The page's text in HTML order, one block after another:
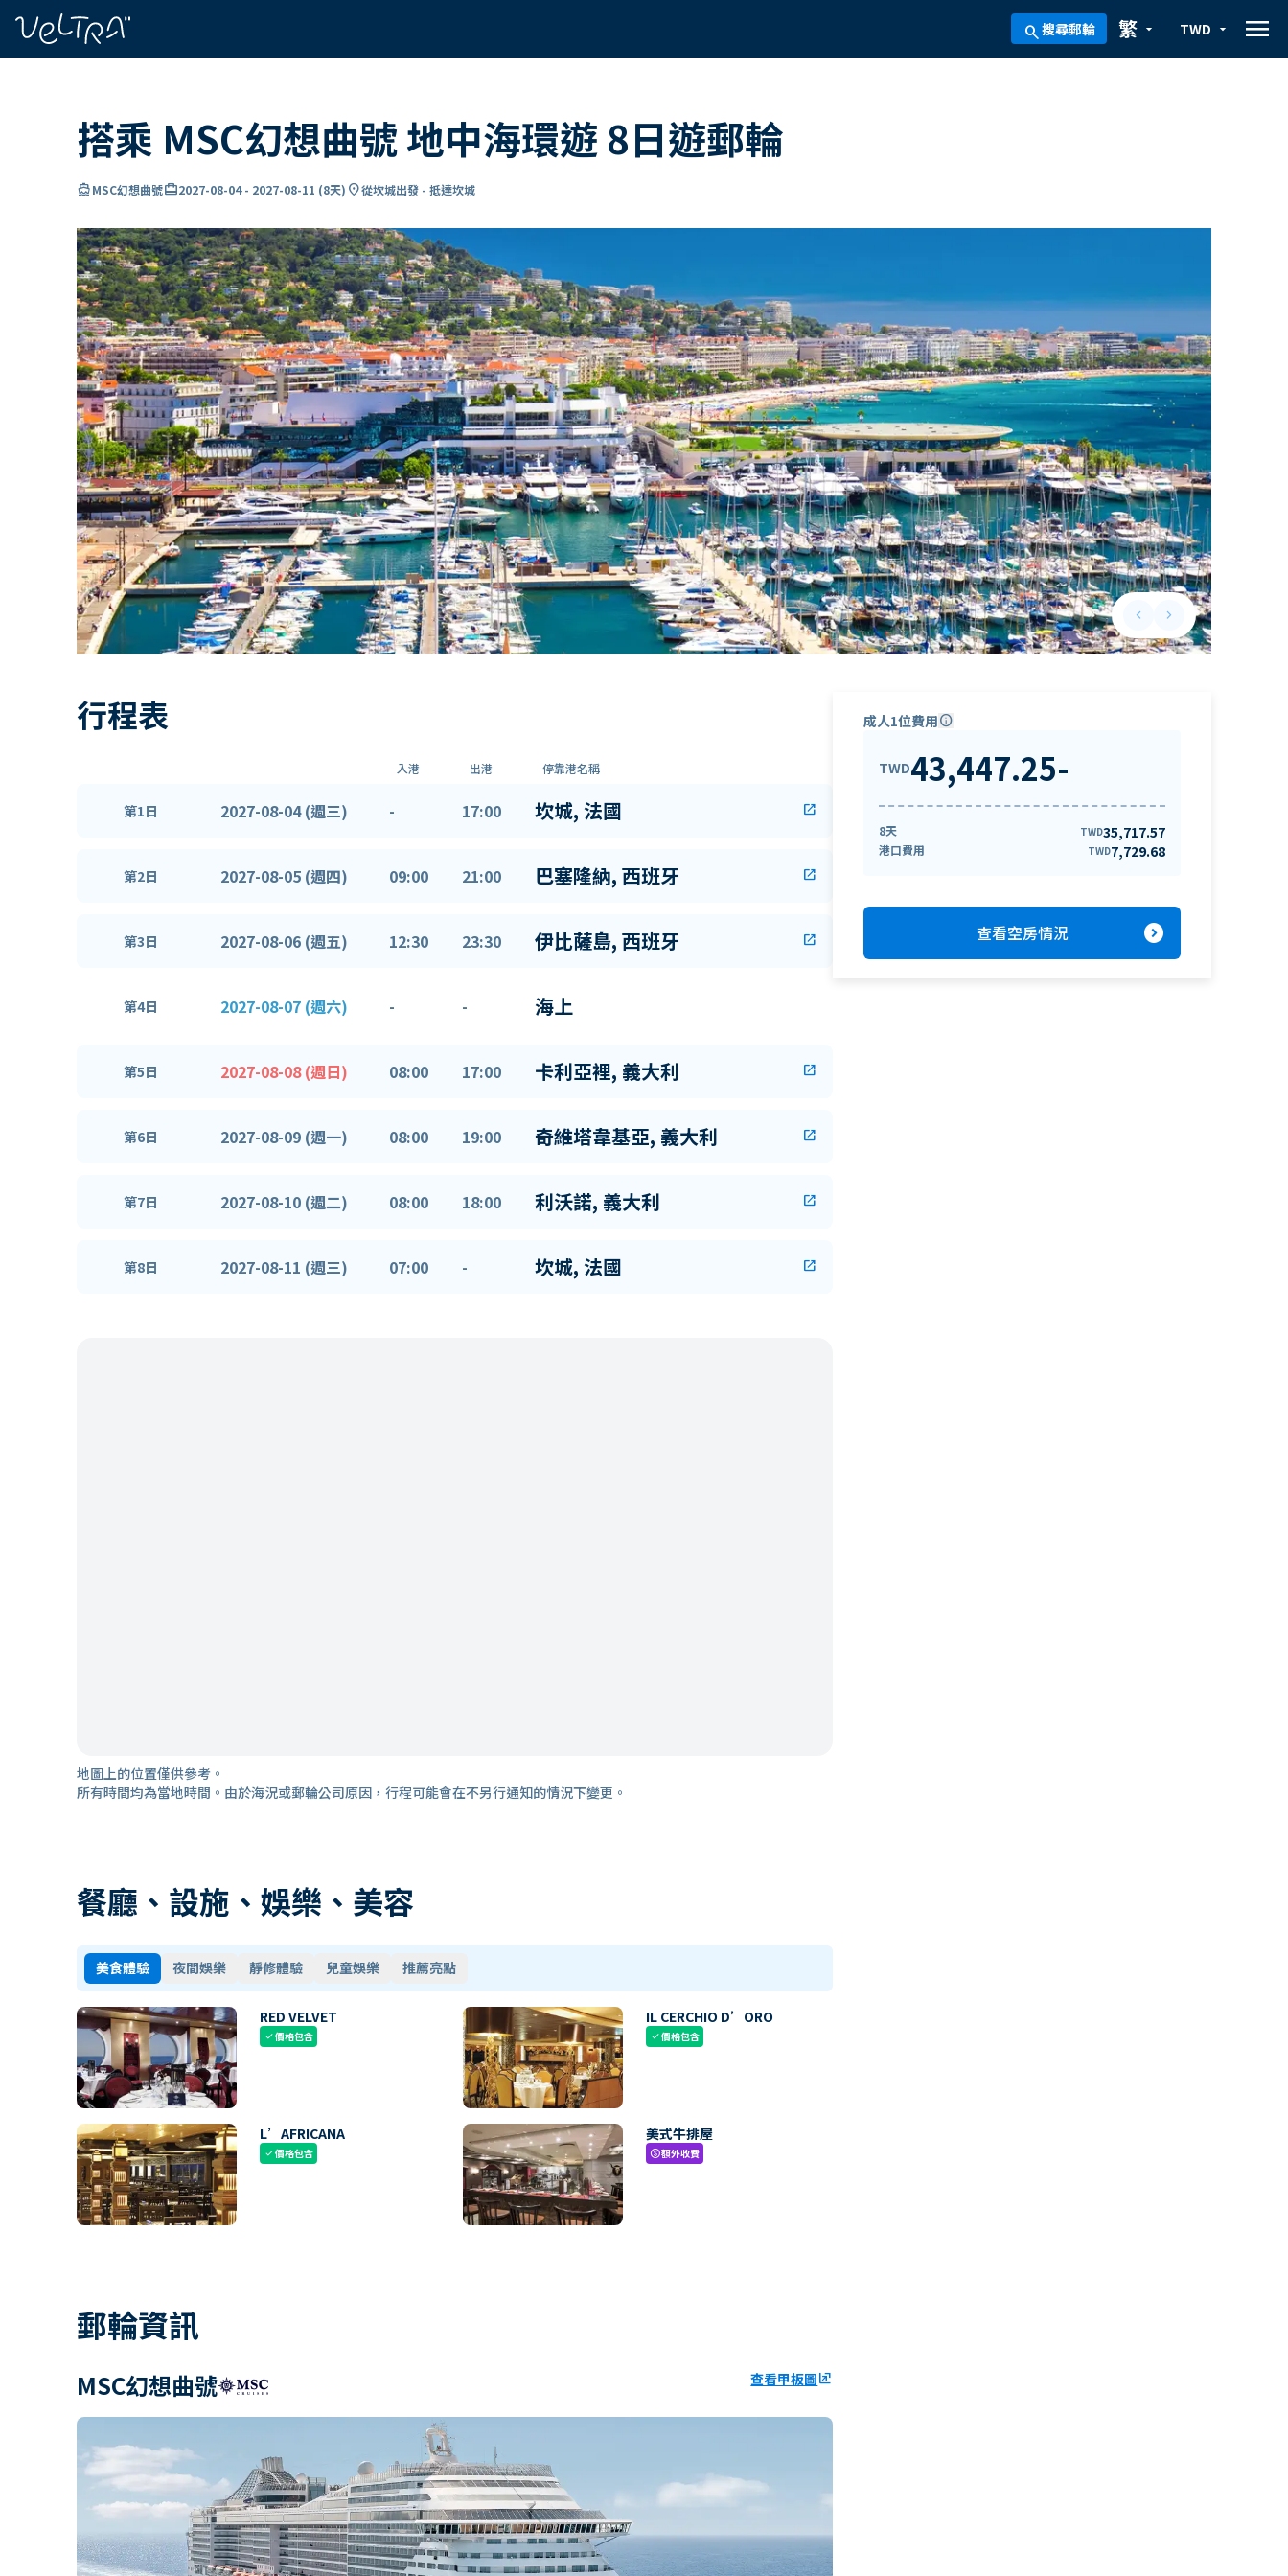
search搜尋郵輪 arrow_drop_down
繁 arrow_drop_down
TWD menu
搭乘 MSC幻想曲號 地中海環遊 8日遊郵輪
directions_boatMSC幻想曲號card_travel2027-08-04- 2027-08-11 (8天) location_on從坎城出發 - 抵達坎城
keyboard_arrow_leftPrevious slide
keyboard_arrow_rightNext slide
行程表
入港 出港 停靠港名稱
第1日 2027-08-04 (週三) - 17:00 坎城, 法國 open_in_new
第2日 2027-08-05 (週四) 09:00 21:00 巴塞隆納, 西班牙 open_in_new
第3日 2027-08-06 (週五) 12:30 23:30 伊比薩島, 西班牙 open_in_new
第4日 2027-08-07 (週六) - - 海上
第5日 2027-08-08 (週日) 08:00 17:00 卡利亞裡, 義大利 open_in_new
第6日 2027-08-09 (週一) 08:00 19:00 奇維塔韋基亞, 義大利 open_in_new
第7日 2027-08-10 (週二) 08:00 18:00 利沃諾, 義大利 open_in_new
第8日 2027-08-11 (週三) 07:00 - 坎城, 法國 open_in_new
地圖上的位置僅供參考。
所有時間均為當地時間。由於海況或郵輪公司原因，行程可能會在不另行通知的情況下變更。
餐廳、設施、娛樂、美容
美食體驗 夜間娛樂 靜修體驗 兒童娛樂 推薦亮點
RED VELVET
check價格包含
IL CERCHIO D’ORO
check價格包含
L’AFRICANA
check價格包含
美式牛排屋
paid額外收費
郵輪資訊
MSC幻想曲號 查看甲板圖ungroup
成人1位費用info
TWD43,447.25-
8天 TWD35,717.57
港口費用 TWD7,729.68
查看空房情況 expand_circle_right